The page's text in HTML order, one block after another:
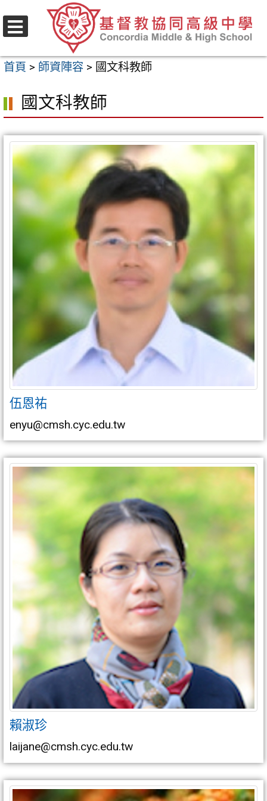
至
要
容
區
首頁 > 師資陣容 > 國文科教師
國文科教師
伍恩祐
enyu@cmsh.cyc.edu.tw
賴淑珍
laijane@cmsh.cyc.edu.tw
選
單